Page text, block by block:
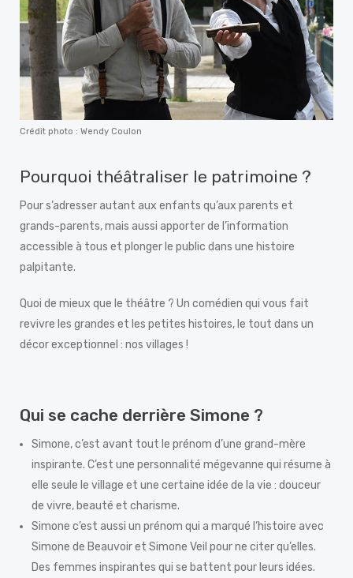
Crédit photo : Wendy Coulon
Pourquoi théâtraliser le patrimoine ?
Pour s’adresser autant aux enfants qu’aux parents et
grands-parents, mais aussi apporter de l’information
accessible à tous et plonger le public dans une histoire
palpitante.
Quoi de mieux que le théâtre ? Un comédien qui vous fait
revivre les grandes et les petites histoires, le tout dans un
décor exceptionnel : nos villages !
Qui se cache derrière Simone ?
Simone, c’est avant tout le prénom d’une grand-mère
inspirante. C’est une personnalité mégevanne qui résume à
elle seule le village et une certaine idée de la vie : douceur
de vivre, beauté et charisme.
Simone c’est aussi un prénom qui a marqué l’histoire avec
Simone de Beauvoir et Simone Veil pour ne citer qu’elles.
Des femmes inspirantes qui se battent pour leurs idées.